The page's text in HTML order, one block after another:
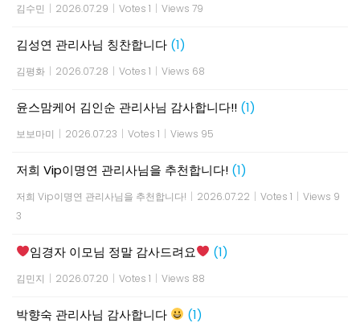
김수민 | 2026.07.29 | Votes 1 | Views 79
김성연 관리사님 칭찬합니다 (1)
김평화 | 2026.07.28 | Votes 1 | Views 68
윤스맘케어 김인순 관리사님 감사합니다!! (1)
보보마미 | 2026.07.23 | Votes 1 | Views 95
저희 Vip이명연 관리사님을 추천합니다! (1)
저희 Vip이명연 관리사님을 추천합니다! | 2026.07.22 | Votes 1 | Views 9
3
임경자 이모님 정말 감사드려요 (1)
김민지 | 2026.07.20 | Votes 1 | Views 88
박향숙 관리사님 감사합니다 (1)